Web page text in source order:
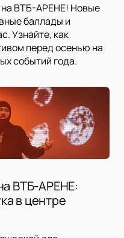
на ВТБ-АРЕНЕ! Новые
баллады и
Узнайте, как
перед осенью на
событий года.
ВТБ-АРЕНЕ:
в центре